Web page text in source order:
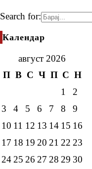
Search for:
Календар
август 2026
П В С Ч П С Н
1
2
3
4 5 6 7 8
9
10 11 12 13 14 15 16
17 18 19 20 21 22 23
24 25 26 27 28 29 30